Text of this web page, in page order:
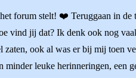
forum stelt! ❤️ Teruggaan in
vind jij dat? Ik denk ook nog
zaten, ook al was er bij mij toen
minder leuke herinneringen, een